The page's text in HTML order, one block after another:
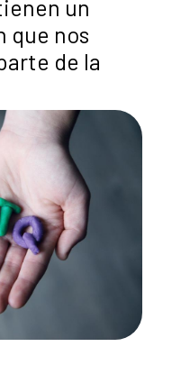
un
que nos
de la